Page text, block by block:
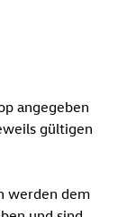
angegeben
gültigen
werden dem